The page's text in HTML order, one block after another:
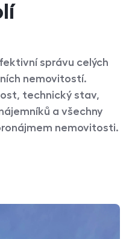
správu celých
nemovitostí.
technický stav,
a všechny
nemovitosti.